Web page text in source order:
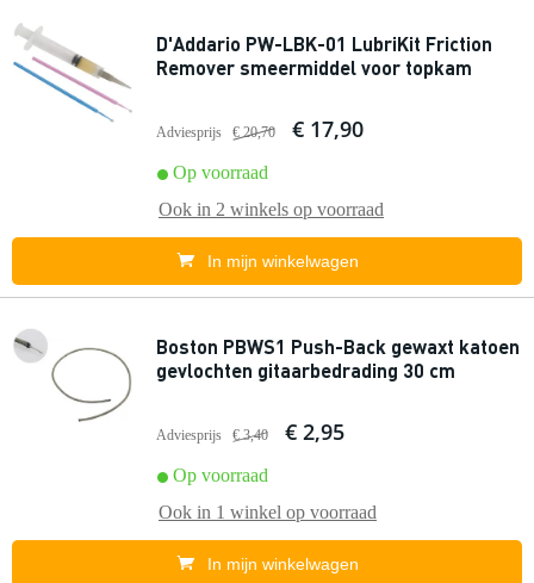
D'Addario PW-LBK-01 LubriKit Friction
Remover smeermiddel voor topkam
Adviesprijs € 20,70 € 17,90
Op voorraad
Ook in 2 winkels op voorraad
In mijn winkelwagen
Boston PBWS1 Push-Back gewaxt katoen
gevlochten gitaarbedrading 30 cm
Adviesprijs € 3,40 € 2,95
Op voorraad
Ook in 1 winkel op voorraad
In mijn winkelwagen